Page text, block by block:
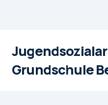
Grundschule